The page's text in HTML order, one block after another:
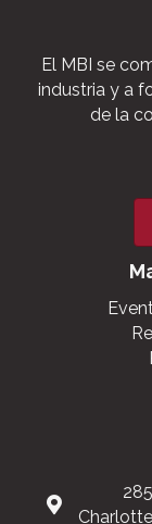
El MBI se
industria y a
de la